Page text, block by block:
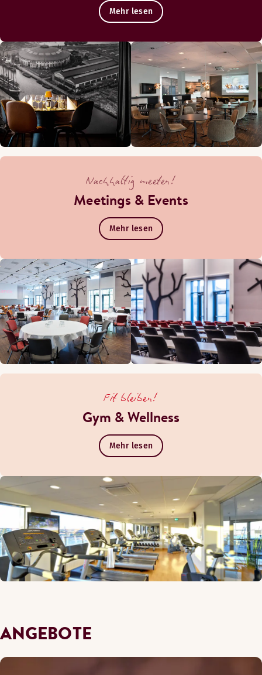
Mehr lesen
Nachhaltig meeten!
Meetings & Events
Mehr lesen
Fit bleiben!
Gym & Wellness
Mehr lesen
ANGEBOTE